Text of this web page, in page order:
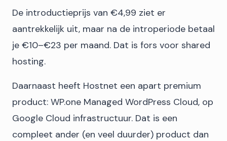
De introductieprijs van €4,99 ziet er
aantrekkelijk uit, maar na de introperiode betaal
je €10–€23 per maand. Dat is fors voor shared
hosting.
Daarnaast heeft Hostnet een apart premium
product: WP.one Managed WordPress Cloud, op
Google Cloud infrastructuur. Dat is een
compleet ander (en veel duurder) product dan